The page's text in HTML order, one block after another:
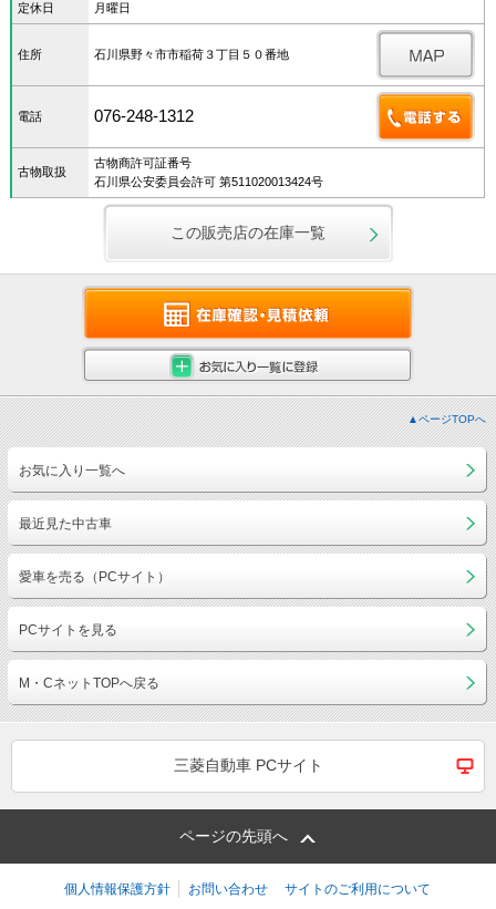
定休日 月曜日
住所 石川県野々市市稲荷３丁目５０番地
電話 076-248-1312
古物取扱
古物商許可証番号
石川県公安委員会許可 第511020013424号
この販売店の在庫一覧
▲ページTOPへ
お気に入り一覧へ
最近見た中古車
愛車を売る（PCサイト）
PCサイトを見る
M・CネットTOPへ戻る
三菱自動車 PCサイト
ページの先頭へ
個人情報保護方針 お問い合わせ サイトのご利用について